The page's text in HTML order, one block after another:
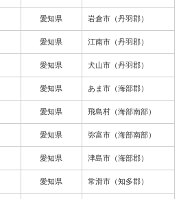
愛知県 岩倉市（丹羽郡）
愛知県 江南市（丹羽郡）
愛知県 犬山市（丹羽郡）
愛知県 あま市（海部郡）
愛知県 飛島村（海部南部）
愛知県 弥富市（海部南部）
愛知県 津島市（海部郡）
愛知県 常滑市（知多郡）